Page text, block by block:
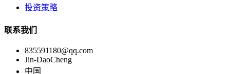
投资策略
联系我们
835591180@qq.com
Jin-DaoCheng
中国